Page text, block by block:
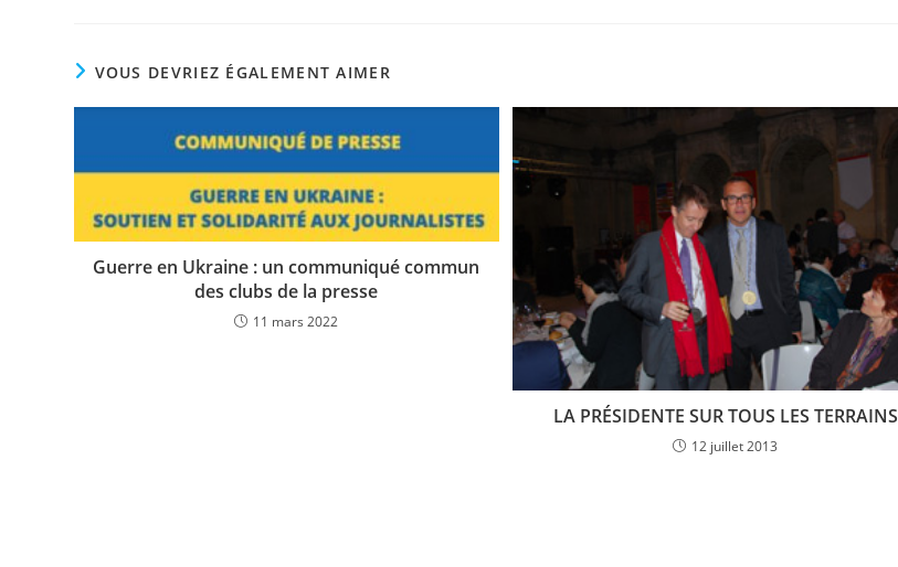
VOUS DEVRIEZ ÉGALEMENT AIMER
Guerre en Ukraine : un communiqué commun
des clubs de la presse
11 mars 2022
LA PRÉSIDENTE SUR TOUS LES TERRAINS
12 juillet 2013